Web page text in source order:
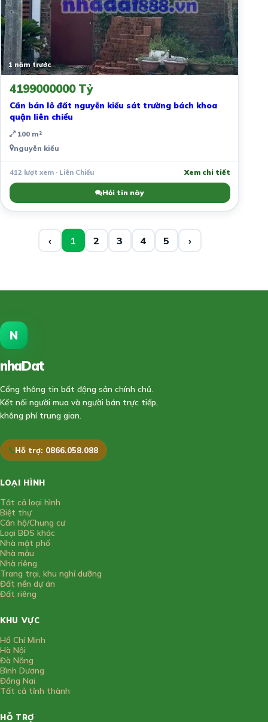
1 năm trước
4199000000 Tỷ
Cần bán lô đất nguyễn kiều sát trường bách khoa
quận liên chiểu
100 m²
nguyễn kiều
412 lượt xem · Liên Chiểu Xem chi tiết
Hỏi tin này
‹ 1 2 3 4 5 ›
N
nhaDat
Cổng thông tin bất động sản chính chủ.
Kết nối người mua và người bán trực tiếp,
không phí trung gian.
Hỗ trợ: 0866.058.088
LOẠI HÌNH
Tất cả loại hình
Biệt thự
Căn hộ/Chung cư
Loại BĐS khác
Nhà mặt phố
Nhà mẫu
Nhà riêng
Trang trại, khu nghỉ dưỡng
Đất nền dự án
Đất riêng
KHU VỰC
Hồ Chí Minh
Hà Nội
Đà Nẵng
Bình Dương
Đồng Nai
Tất cả tỉnh thành
HỖ TRỢ